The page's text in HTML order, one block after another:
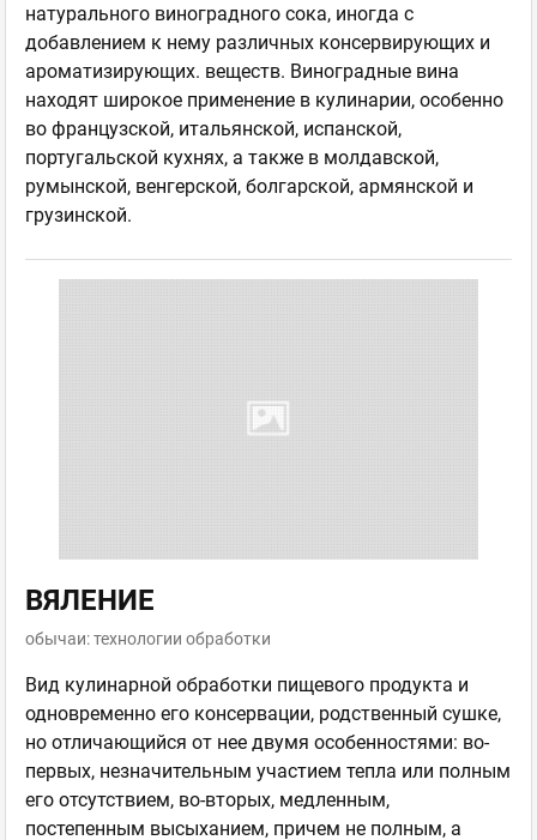
натурального виноградного сока, иногда с
добавлением к нему различных консервирующих и
ароматизирующих. веществ. Виноградные вина
находят широкое применение в кулинарии, особенно
во французской, итальянской, испанской,
португальской кухнях, а также в молдавской,
румынской, венгерской, болгарской, армянской и
грузинской.
ВЯЛЕНИЕ
обычаи: технологии обработки
Вид кулинарной обработки пищевого продукта и
одновременно его консервации, родственный сушке,
но отличающийся от нее двумя особенностями: во-
первых, незначительным участием тепла или полным
его отсутствием, во-вторых, медленным,
постепенным высыханием, причем не полным, а